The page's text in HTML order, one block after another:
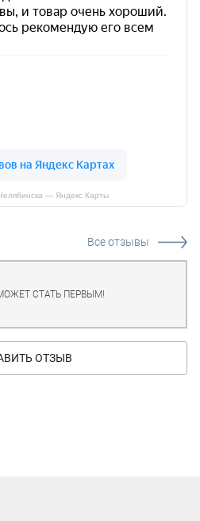
— Яндекс Карты
Все отзывы
СТАТЬ ПЕРВЫМ!
ОТЗЫВ